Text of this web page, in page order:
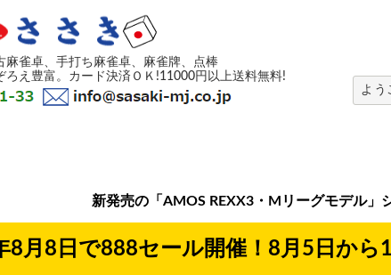
麻雀卓、手打ち麻雀卓、麻雀牌、点棒
ろえ豊富。カード決済ＯＫ!11000円以上送料無料!
よう
新発売の「AMOS REXX3・Mリーグモデル」
8月8日で888セール開催！8月5日から